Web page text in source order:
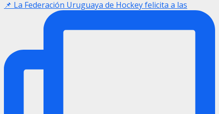
📌 La Federación Uruguaya de Hockey felicita a las